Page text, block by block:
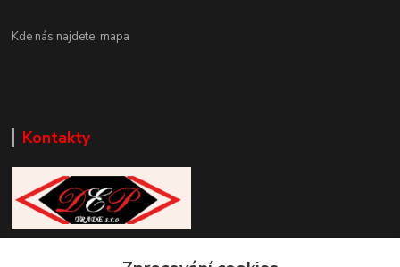
Kde nás najdete, mapa
Kontakty